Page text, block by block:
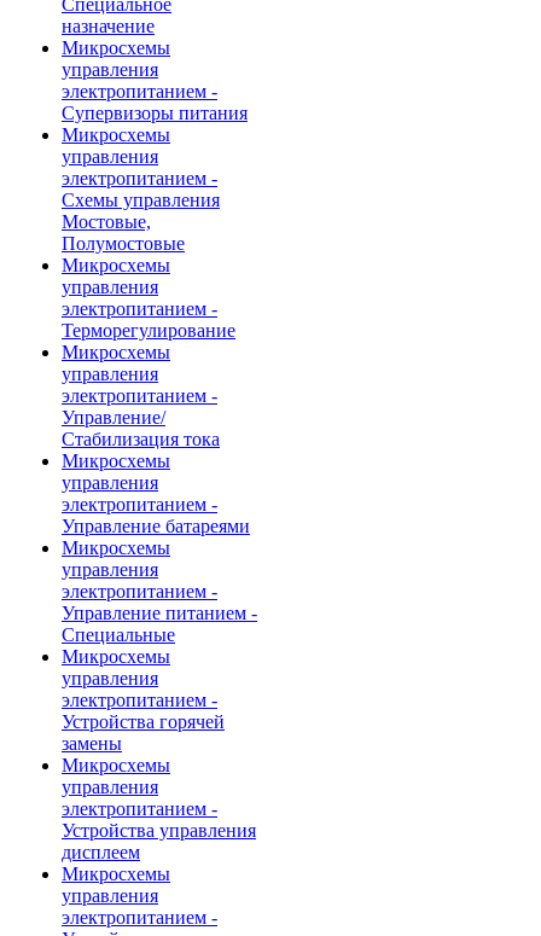
Специальное
назначение
Микросхемы
управления
электропитанием -
Супервизоры питания
Микросхемы
управления
электропитанием -
Схемы управления
Мостовые,
Полумостовые
Микросхемы
управления
электропитанием -
Терморегулирование
Микросхемы
управления
электропитанием -
Управление/
Стабилизация тока
Микросхемы
управления
электропитанием -
Управление батареями
Микросхемы
управления
электропитанием -
Управление питанием -
Специальные
Микросхемы
управления
электропитанием -
Устройства горячей
замены
Микросхемы
управления
электропитанием -
Устройства управления
дисплеем
Микросхемы
управления
электропитанием -